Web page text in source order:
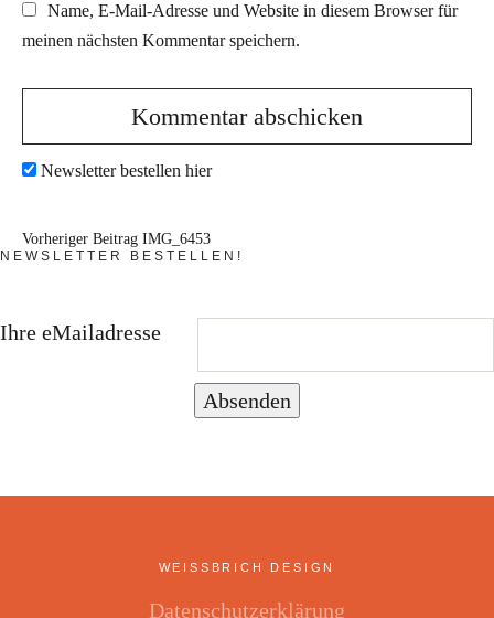
Name, E-Mail-Adresse und Website in diesem Browser für
meinen nächsten Kommentar speichern.
Newsletter bestellen hier
Vorheriger Beitrag IMG_6453
NEWSLETTER BESTELLEN!
Ihre eMailadresse
Absenden
WEISSBRICH DESIGN
Datenschutzerklärung